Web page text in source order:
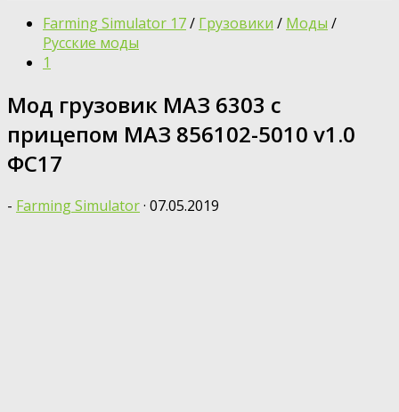
Farming Simulator 17/ Грузовики / Моды /
Русские моды
1
Мод грузовик МАЗ 6303 с
прицепом МАЗ 856102-5010 v1.0
ФС17
- Farming Simulator· 07.05.2019